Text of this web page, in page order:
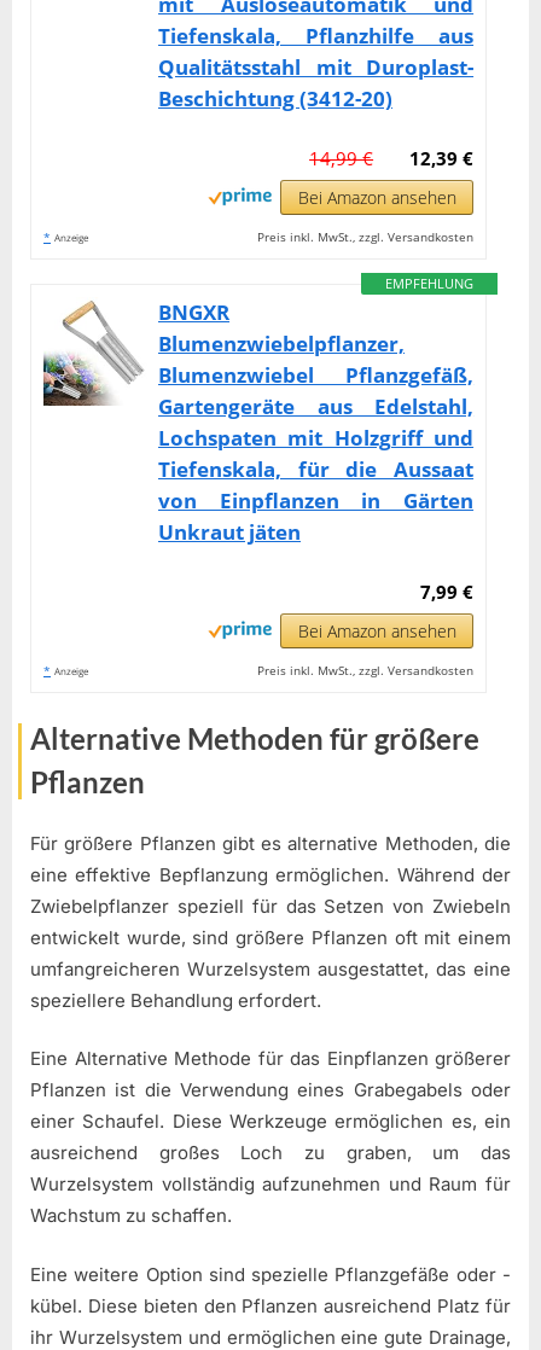
Tiefenskala, Pflanzhilfe aus
Qualitätsstahl mit Duroplast-
Beschichtung (3412-20)
12,39 €
14,99 €
Bei Amazon ansehen
* Anzeige Preis inkl. MwSt., zzgl. Versandkosten
EMPFEHLUNG
BNGXR
Blumenzwiebelpflanzer,
Blumenzwiebel Pflanzgefäß,
Gartengeräte aus Edelstahl,
Lochspaten mit Holzgriff und
Tiefenskala, für die Aussaat
von Einpflanzen in Gärten
Unkraut jäten
7,99 €
Bei Amazon ansehen
* Anzeige Preis inkl. MwSt., zzgl. Versandkosten
Alternative Methoden für größere
Pflanzen
Für größere Pflanzen gibt es alternative Methoden, die
eine effektive Bepflanzung ermöglichen. Während der
Zwiebelpflanzer speziell für das Setzen von Zwiebeln
entwickelt wurde, sind größere Pflanzen oft mit einem
umfangreicheren Wurzelsystem ausgestattet, das eine
speziellere Behandlung erfordert.
Eine Alternative Methode für das Einpflanzen größerer
Pflanzen ist die Verwendung eines Grabegabels oder
einer Schaufel. Diese Werkzeuge ermöglichen es, ein
ausreichend großes Loch zu graben, um das
Wurzelsystem vollständig aufzunehmen und Raum für
Wachstum zu schaffen.
Eine weitere Option sind spezielle Pflanzgefäße oder -
kübel. Diese bieten den Pflanzen ausreichend Platz für
ihr Wurzelsystem und ermöglichen eine gute Drainage,